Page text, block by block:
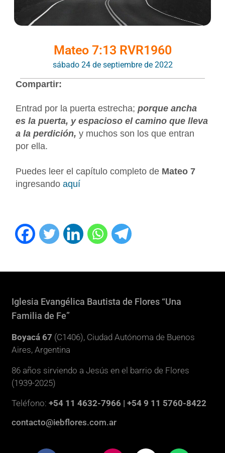
Mateo 7:13 RVR1960
sábado 24 de septiembre de 2022
Compartir:
Entrad por la puerta estrecha;porque ancha
es la puerta, y espacioso el camino que lleva
a la perdición, y muchos son los que entran
por ella.
Puedes leer el capítulo completo de Mateo 7
ingresandoaquí
Iglesia Evangélica Bautista de Flores “Una
Familia de Fe”
Boyacá 67 (C1406), Ciudad Autónoma de Buenos
Aires, Argentina
86 años sirviendo a Jesús en el barrio de Flores
(1939-2025)
Teléfono:+54 11 4632-7966 | +54 9 11 5760-8422
contacto@iebflores.com.ar